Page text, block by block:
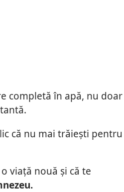
completă în apă, nu doar
că nu mai trăiești pentru
viață nouă și că te